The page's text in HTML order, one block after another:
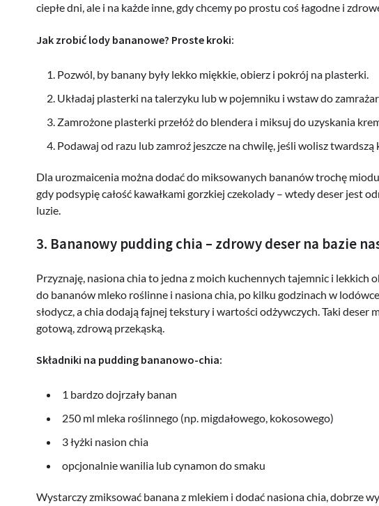
ciepłe dni, ale i na każde inne, gdy chcemy po prostu coś łagodne i
Jak zrobić lody bananowe? Proste kroki:
Pozwól, by banany były lekko miękkie, obierz i pokrój na plasterki.
Układaj plasterki na talerzyku lub w pojemniku i wstaw do
Zamrożone plasterki przełóż do blendera i miksuj do uzyskania
Podawaj od razu lub zamroź jeszcze na chwilę, jeśli wolisz twardszą
Dla urozmaicenia można dodać do miksowanych bananów trochę
gdy podsypię całość kawałkami gorzkiej czekolady – wtedy deser jest
luzie.
3. Bananowy pudding chia – zdrowy deser na bazie
Przyznaję, nasiona chia to jedna z moich kuchennych tajemnic i lekkich
do bananów mleko roślinne i nasiona chia, po kilku godzinach w
słodycz, a chia dodają fajnej tekstury i wartości odżywczych. Taki deser
gotową, zdrową przekąską.
Składniki na pudding bananowo-chia:
1 bardzo dojrzały banan
250 ml mleka roślinnego (np. migdałowego, kokosowego)
3 łyżki nasion chia
opcjonalnie wanilia lub cynamon do smaku
Wystarczy zmiksować banana z mlekiem i dodać nasiona chia, dobrze